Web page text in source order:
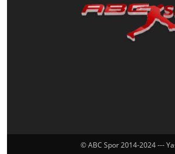
© ABC Spor 2014-2024 ---